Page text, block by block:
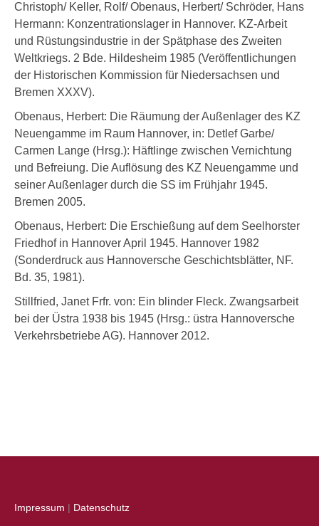
Christoph/ Keller, Rolf/ Obenaus, Herbert/ Schröder, Hans
Hermann: Konzentrationslager in Hannover. KZ-Arbeit
und Rüstungsindustrie in der Spätphase des Zweiten
Weltkriegs. 2 Bde. Hildesheim 1985 (Veröffentlichungen
der Historischen Kommission für Niedersachsen und
Bremen XXXV).
Obenaus, Herbert: Die Räumung der Außenlager des KZ
Neuengamme im Raum Hannover, in: Detlef Garbe/
Carmen Lange (Hrsg.): Häftlinge zwischen Vernichtung
und Befreiung. Die Auflösung des KZ Neuengamme und
seiner Außenlager durch die SS im Frühjahr 1945.
Bremen 2005.
Obenaus, Herbert: Die Erschießung auf dem Seelhorster
Friedhof in Hannover April 1945. Hannover 1982
(Sonderdruck aus Hannoversche Geschichtsblätter, NF.
Bd. 35, 1981).
Stillfried, Janet Frfr. von: Ein blinder Fleck. Zwangsarbeit
bei der Üstra 1938 bis 1945 (Hrsg.: üstra Hannoversche
Verkehrsbetriebe AG). Hannover 2012.
Impressum | Datenschutz